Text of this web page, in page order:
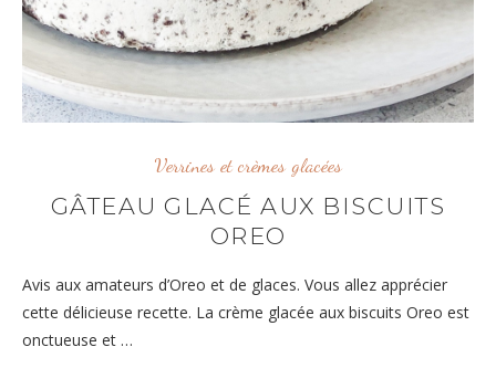
Verrines et crèmes glacées
GÂTEAU GLACÉ AUX BISCUITS
OREO
Avis aux amateurs d’Oreo et de glaces. Vous allez apprécier
cette délicieuse recette. La crème glacée aux biscuits Oreo est
onctueuse et …